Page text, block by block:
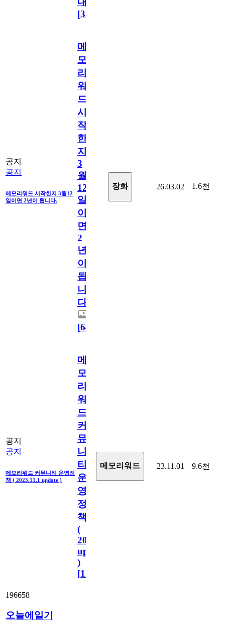
[31
공지
공지
메모리워드 시작한지 3월12
일이면 2년이 됩니다.
메
모
리
워
드
시
작
한
지
3
월
12
일
이
면
2
년
이
됩
니
다.
[64
장화 26.03.02 1.6천
공지
공지
메모리워드 커뮤니티 운영정
책 ( 2023.11.1 update )
메
모
리
워
드
커
뮤
니
티
운
영
정
책
(
2023.11.1
update
)
[110
메모리워드 23.11.01 9.6천
196658
오늘에일기